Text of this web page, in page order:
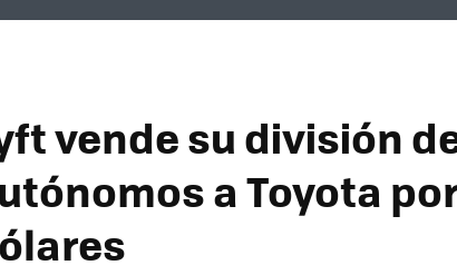
vende su división
a Toyota